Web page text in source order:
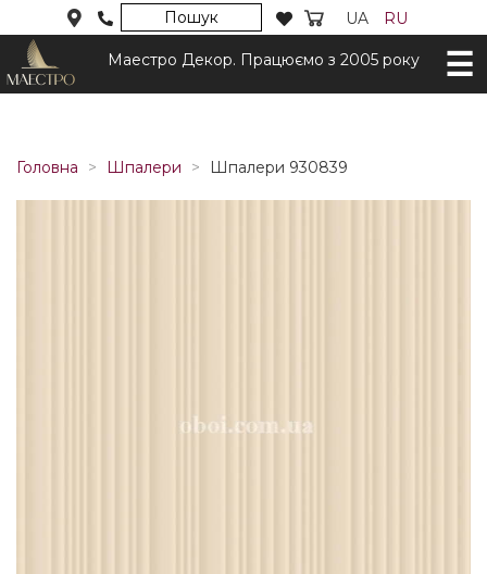
Пошук UA RU
Маестро Декор. Працюємо з 2005 року
Головна Шпалери Шпалери 930839